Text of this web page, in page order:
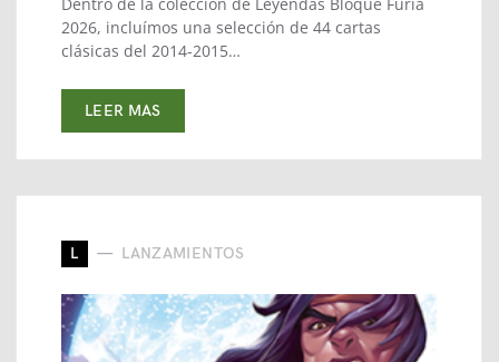
2026, incluímos una selección de 44 cartas
clásicas del 2014-2015…
LEER MAS
L LANZAMIENTOS